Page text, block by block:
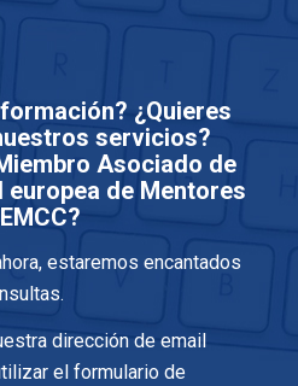
¿Quieres
servicios?
Asociado de
europea de Mentores
estaremos encantados
dirección de email
el formulario de